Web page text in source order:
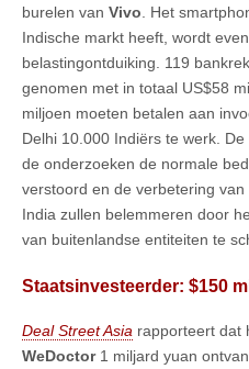
burelen van Vivo. Het
Indische markt heeft, wordt
belastingontduiking. 119
genomen met in totaal US$58
miljoen moeten betalen aan
Delhi 10.000 Indiërs te werk.
de onderzoeken de normale
verstoord en de verbetering
India zullen belemmeren door
van buitenlandse entiteiten te
Staatsinvesteerder: $150
Deal Street Asia rapporteert dat
WeDoctor 1 miljard yuan